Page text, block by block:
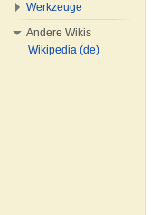
Werkzeuge
Andere Wikis
Wikipedia (de)